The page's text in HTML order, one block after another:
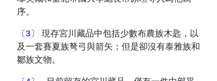
序。
〔3〕 現存宮川藏品中包括少數布農族木匙，以
及一套賽夏族弩弓與箭矢；但是卻沒有泰雅族和
鄒族文物。